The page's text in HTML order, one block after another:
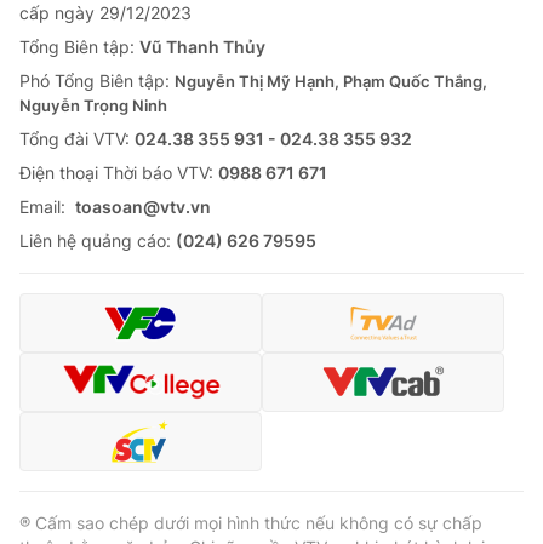
cấp ngày 29/12/2023
Tổng Biên tập: Vũ Thanh Thủy
Phó Tổng Biên tập: Nguyễn Thị Mỹ Hạnh, Phạm Quốc Thắng,
Nguyễn Trọng Ninh
Tổng đài VTV: 024.38 355 931 - 024.38 355 932
Ðiện thoại Thời báo VTV: 0988 671 671
Email: toasoan@vtv.vn
Liên hệ quảng cáo: (024) 626 79595
® Cấm sao chép dưới mọi hình thức nếu không có sự chấp